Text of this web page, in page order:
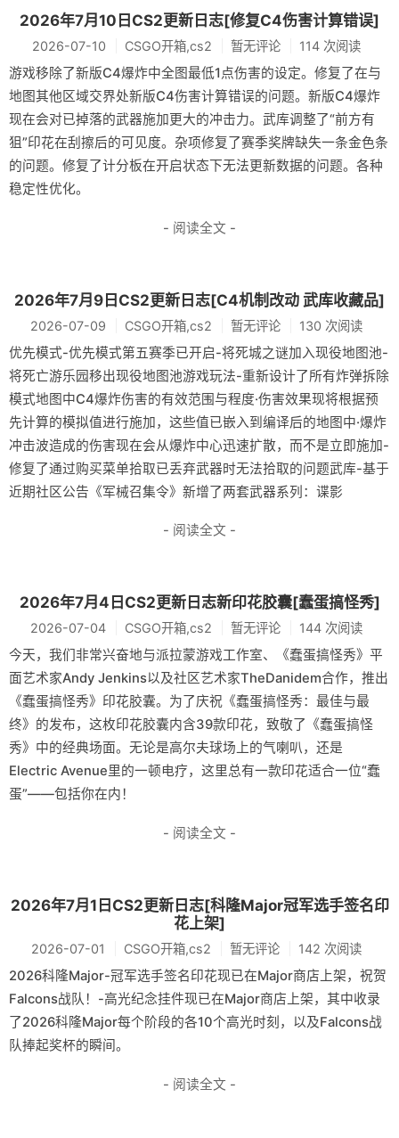
2026年7月10日CS2更新日志[修复C4伤害计算错误]
2026-07-10 CSGO开箱,cs2 暂无评论 114 次阅读
游戏移除了新版C4爆炸中全图最低1点伤害的设定。修复了在与
地图其他区域交界处新版C4伤害计算错误的问题。新版C4爆炸
现在会对已掉落的武器施加更大的冲击力。武库调整了“前方有
狙”印花在刮擦后的可见度。杂项修复了赛季奖牌缺失一条金色条
的问题。修复了计分板在开启状态下无法更新数据的问题。各种
稳定性优化。
- 阅读全文 -
2026年7月9日CS2更新日志[C4机制改动 武库收藏品]
2026-07-09 CSGO开箱,cs2 暂无评论 130 次阅读
优先模式-优先模式第五赛季已开启-将死城之谜加入现役地图池-
将死亡游乐园移出现役地图池游戏玩法-重新设计了所有炸弹拆除
模式地图中C4爆炸伤害的有效范围与程度·伤害效果现将根据预
先计算的模拟值进行施加，这些值已嵌入到编译后的地图中·爆炸
冲击波造成的伤害现在会从爆炸中心迅速扩散，而不是立即施加-
修复了通过购买菜单拾取已丢弃武器时无法拾取的问题武库-基于
近期社区公告《军械召集令》新增了两套武器系列：谍影
- 阅读全文 -
2026年7月4日CS2更新日志新印花胶囊[蠢蛋搞怪秀]
2026-07-04 CSGO开箱,cs2 暂无评论 144 次阅读
今天，我们非常兴奋地与派拉蒙游戏工作室、《蠢蛋搞怪秀》平
面艺术家Andy Jenkins以及社区艺术家TheDanidem合作，推出
《蠢蛋搞怪秀》印花胶囊。为了庆祝《蠢蛋搞怪秀：最佳与最
终》的发布，这枚印花胶囊内含39款印花，致敬了《蠢蛋搞怪
秀》中的经典场面。无论是高尔夫球场上的气喇叭，还是
Electric Avenue里的一顿电疗，这里总有一款印花适合一位“蠢
蛋”——包括你在内！
- 阅读全文 -
2026年7月1日CS2更新日志[科隆Major冠军选手签名印
花上架]
2026-07-01 CSGO开箱,cs2 暂无评论 142 次阅读
2026科隆Major-冠军选手签名印花现已在Major商店上架，祝贺
Falcons战队！-高光纪念挂件现已在Major商店上架，其中收录
了2026科隆Major每个阶段的各10个高光时刻，以及Falcons战
队捧起奖杯的瞬间。
- 阅读全文 -